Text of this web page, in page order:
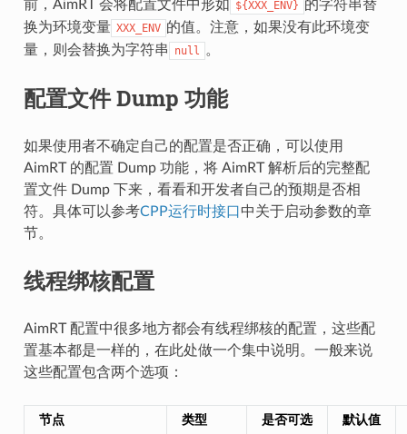
前，AimRT 会将配置文件中形如 ${XXX_ENV} 的字符串替
换为环境变量 XXX_ENV 的值。注意，如果没有此环境变
量，则会替换为字符串
null 。
配置文件 Dump 功能
如果使用者不确定自己的配置是否正确，可以使用
AimRT 的配置 Dump 功能，将 AimRT 解析后的完整配
置文件 Dump 下来，看看和开发者自己的预期是否相
符。具体可以参考CPP运行时接口 中关于启动参数的章
节。
线程绑核配置
AimRT 配置中很多地方都会有线程绑核的配置，这些配
置基本都是一样的，在此处做一个集中说明。一般来说
这些配置包含两个选项：
节点 类型 是否可选 默认值